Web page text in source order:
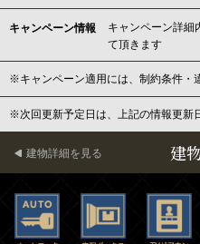
キャンペーン情報
キャンペーン詳細
て頂きます
※キャンペーン適用には、制約条件・
※次回更新予定日は、上記の情報更新
建
建物詳細を見る